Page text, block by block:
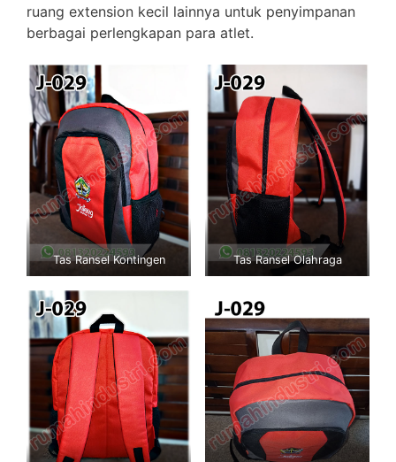
ruang extension kecil lainnya untuk penyimpanan
berbagai perlengkapan para atlet.
Tas Ransel Kontingen Tas Ransel Olahraga